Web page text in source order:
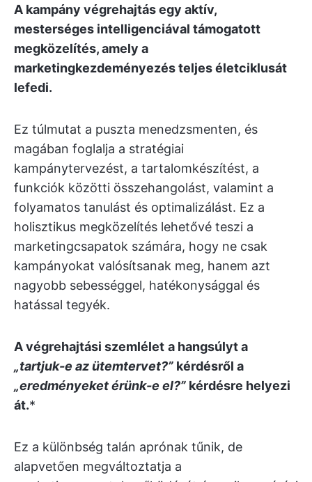
A kampány végrehajtás egy aktív,
mesterséges intelligenciával támogatott
megközelítés, amely a
marketingkezdeményezés teljes életciklusát
lefedi.
Ez túlmutat a puszta menedzsmenten, és
magában foglalja a stratégiai
kampánytervezést, a tartalomkészítést, a
funkciók közötti összehangolást, valamint a
folyamatos tanulást és optimalizálást. Ez a
holisztikus megközelítés lehetővé teszi a
marketingcsapatok számára, hogy ne csak
kampányokat valósítsanak meg, hanem azt
nagyobb sebességgel, hatékonysággal és
hatással tegyék.
A végrehajtási szemlélet a hangsúlyt a
„tartjuk-e az ütemtervet?” kérdésről a
„eredményeket érünk-e el?” kérdésre helyezi
át.*
Ez a különbség talán aprónak tűnik, de
alapvetően megváltoztatja a